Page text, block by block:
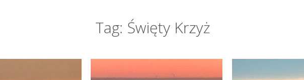
Tag: Święty Krzyż